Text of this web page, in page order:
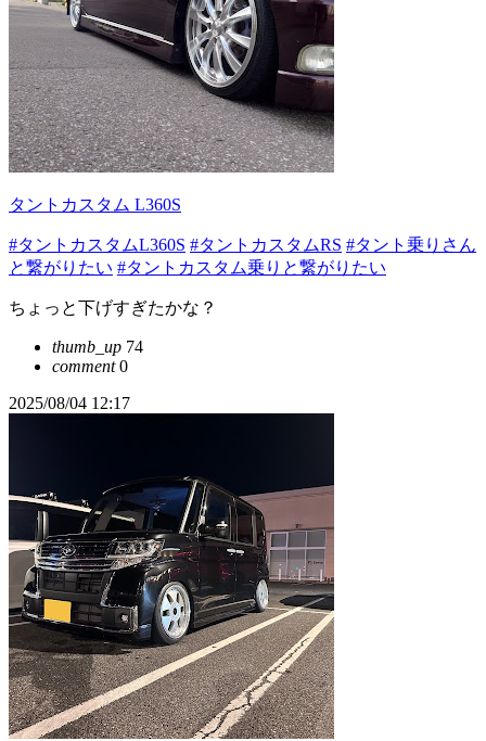
タントカスタム L360S
#タントカスタムL360S #タントカスタムRS #タント乗りさん
と繋がりたい #タントカスタム乗りと繋がりたい
ちょっと下げすぎたかな？
thumb_up 74
comment0
2025/08/04 12:17